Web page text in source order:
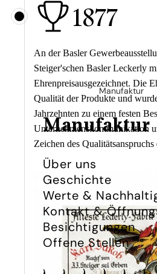
Manufaktur
Manufaktur
Über uns
Geschichte
Werte &
Kontakt &
Besichtigungen
Offene Stellen
1877
An der Basler
Steiger'schen Basler Leckerly
Ehrenpreisausgezeichnet. Die
Qualität der Produkte und
Jahrzehnten zu einem festen
Unternehmenskommunikation
Zeichen des Qualitätsanspruchs